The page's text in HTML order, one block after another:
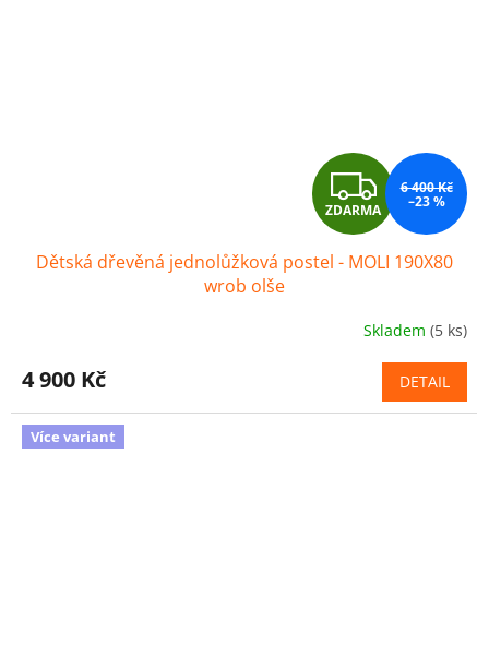
Z
D
A
R
M
A
ZDARMA
6 400 Kč
–23 %
Dětská dřevěná jednolůžková postel - MOLI 190X80
wrob olše
Skladem (5 ks)
4 900 Kč DETAIL
Více variant